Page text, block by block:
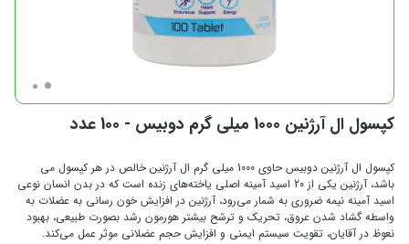
کپسول ال آرژنین 1000 میلی گرم دوبیس - 100 عدد
کپسول ال آرژنین دوبیس حاوی 1000 میلی گرم ال آرژنین خالص در هر کپسول می
باشد، آرژنین یکی از 20 اسید آمینه‌ اصلی یاخته‌های زنده است که در بدن انسان نوعی
اسید آمینه نیمه ضروری به شمار می‌رود، آرژنین در افزایش خون رسانی به عضلات به
واسطه گشاد شدن عروق، تحریک و ترشح بیشتر هورمون رشد بصورت طبیعی، بهبود
نعوظ در آقایان، تقویت سیستم ایمنی و افزایش حجم عضلانی موثر عمل می‌کند.